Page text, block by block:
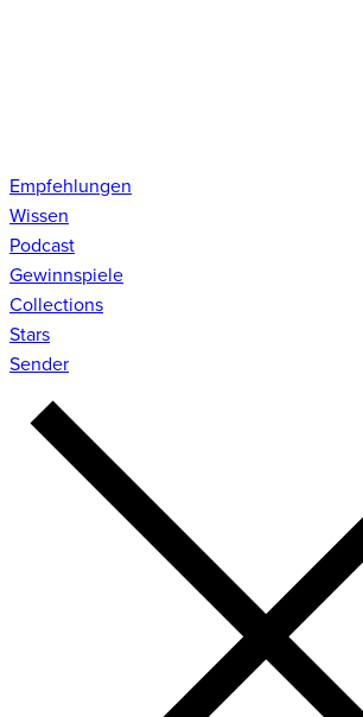
Empfehlungen
Wissen
Podcast
Gewinnspiele
Collections
Stars
Sender